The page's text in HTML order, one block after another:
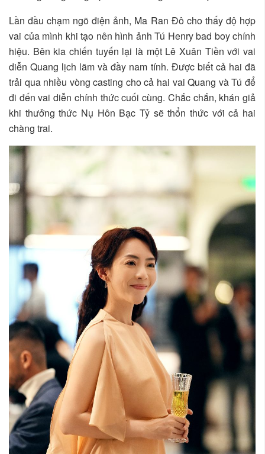
Lần đầu chạm ngõ điện ảnh, Ma Ran Đô cho thấy độ hợp
vai của mình khi tạo nên hình ảnh Tú Henry bad boy chính
hiệu. Bên kia chiến tuyến lại là một Lê Xuân Tiền với vai
diễn Quang lịch lãm và đầy nam tính. Được biết cả hai đã
trải qua nhiều vòng casting cho cả hai vai Quang và Tú để
đi đến vai diễn chính thức cuối cùng. Chắc chắn, khán giả
khi thưởng thức Nụ Hôn Bạc Tỷ sẽ thổn thức với cả hai
chàng trai.